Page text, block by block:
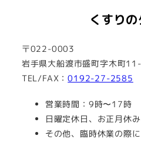
〒022-0003
岩手県大船渡市盛町字木町
TEL/FAX：0192-27-2585
営業時間：9時〜17時
日曜定休日、お正月休み
その他、臨時休業の際